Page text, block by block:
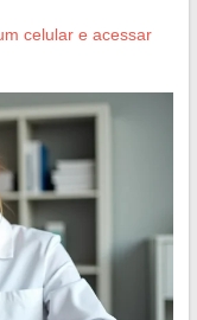
celular e acessar